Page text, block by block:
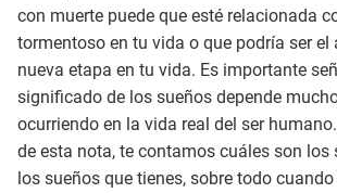
con muerte puede que esté relacionada
tormentoso en tu vida o que podría ser el
nueva etapa en tu vida. Es importante
significado de los sueños depende
ocurriendo en la vida real del ser
de esta nota, te contamos cuáles son los
los sueños que tienes, sobre todo